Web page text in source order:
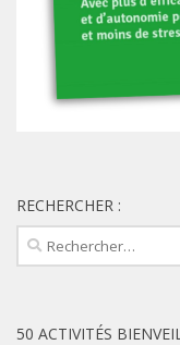
RECHERCHER :
Rechercher :
50 ACTIVITÉS